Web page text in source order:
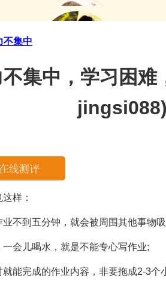
不集中
集中，学习困难
样：
业不到五分钟，就会被周围其他事物
会儿喝水，就是不能专心写作业;
能完成的作业内容，非要拖成2-3